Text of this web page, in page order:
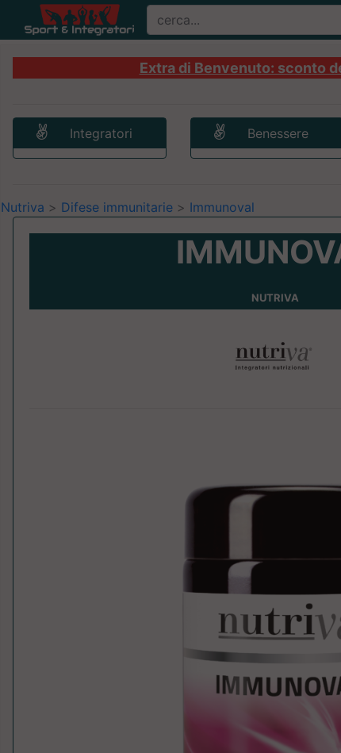
Extra di Benvenuto: sconto
Integratori Benessere
Nutriva > Difese immunitarie > Immunoval
NUTRIVA